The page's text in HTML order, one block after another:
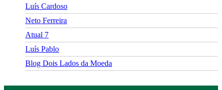
Luís Cardoso
Neto Ferreira
Atual 7
Luís Pablo
Blog Dois Lados da Moeda